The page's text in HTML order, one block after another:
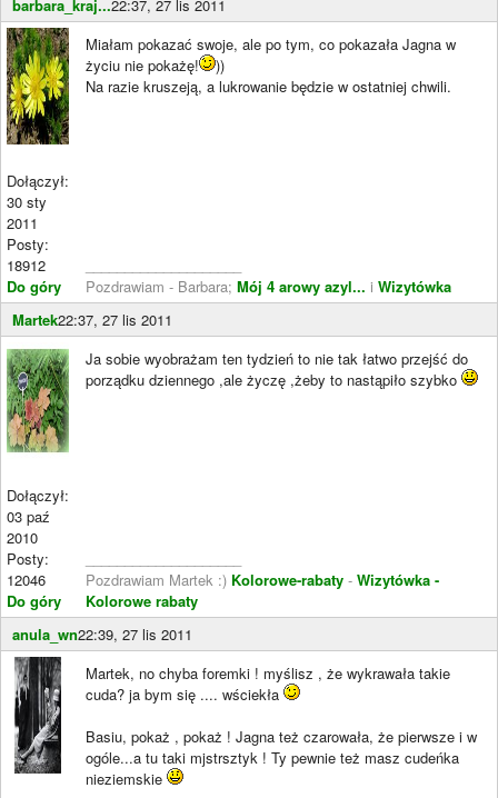
barbara_kraj...22:37, 27 lis 2011
Dołączył:
30 sty
2011
Posty:
18912
Do góry
Miałam pokazać swoje, ale po tym, co pokazała Jagna w
życiu nie pokażę!
))
Na razie kruszeją, a lukrowanie będzie w ostatniej chwili.
Pozdrawiam - Barbara; Mój 4 arowy azyl... i Wizytówka
Martek22:37, 27 lis 2011
Dołączył:
03 paź
2010
Posty:
12046
Do góry
Ja sobie wyobrażam ten tydzień to nie tak łatwo przejść do
porządku dziennego ,ale życzę ,żeby to nastąpiło szybko
Pozdrawiam Martek :) Kolorowe-rabaty - Wizytówka -
Kolorowe rabaty
anula_wn22:39, 27 lis 2011
Martek, no chyba foremki ! myślisz , że wykrawała takie
cuda? ja bym się .... wściekła
Basiu, pokaż , pokaż ! Jagna też czarowała, że pierwsze i w
ogóle...a tu taki mjstrsztyk ! Ty pewnie też masz cudeńka
nieziemskie